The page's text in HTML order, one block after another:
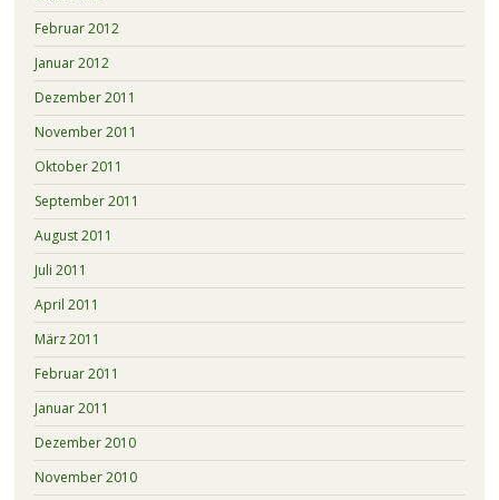
Februar 2012
Januar 2012
Dezember 2011
November 2011
Oktober 2011
September 2011
August 2011
Juli 2011
April 2011
März 2011
Februar 2011
Januar 2011
Dezember 2010
November 2010